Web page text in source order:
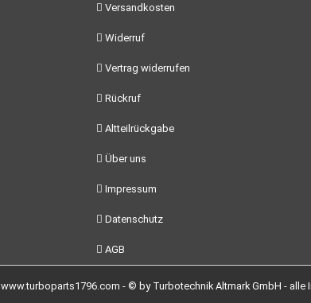
Versandkosten
Widerruf
Vertrag widerrufen
Rückruf
Altteilrückgabe
Über uns
Impressum
Datenschutz
AGB
www.turboparts1796.com - © by Turbotechnik Altmark GmbH -